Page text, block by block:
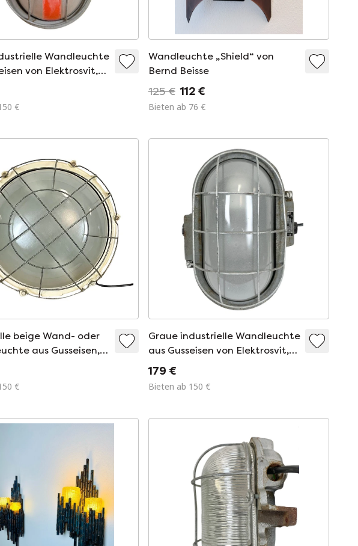
Wandleuchte
von Elektrosvit,
€
Wandleuchte „Shield“ von
Bernd Beisse
125 € 112 €
Bieten ab 76 €
beige Wand- oder
aus Gusseisen,
€
Graue industrielle Wandleuchte
aus Gusseisen von Elektrosvit,
1970er Jahre
179 €
Bieten ab 150 €